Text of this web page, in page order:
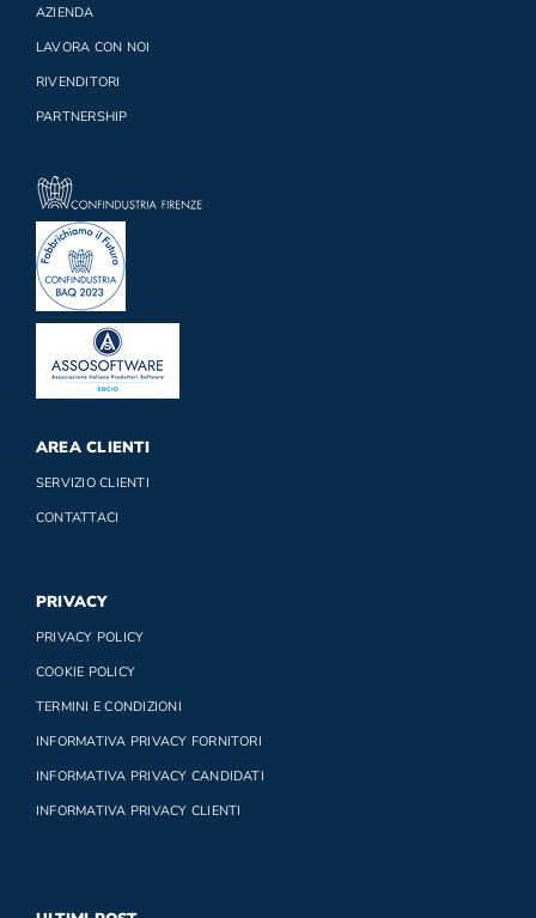
AZIENDA
LAVORA CON NOI
RIVENDITORI
PARTNERSHIP
AREA CLIENTI
SERVIZIO CLIENTI
CONTATTACI
PRIVACY
PRIVACY POLICY
COOKIE POLICY
TERMINI E CONDIZIONI
INFORMATIVA PRIVACY FORNITORI
INFORMATIVA PRIVACY CANDIDATI
INFORMATIVA PRIVACY CLIENTI